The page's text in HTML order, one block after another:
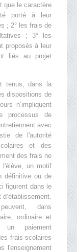
que le caractère
porté à leur
; 2° les frais de
; 3° les
proposés à leur
liés au projet
tenus, dans la
dispositions de
n’impliquent
processus de
avec
de l'autorité
et des
des frais ne
l'élève, un motif
définitive ou de
figurent dans le
dans
ordinaire et
paiement
frais scolaires
l'enseignement